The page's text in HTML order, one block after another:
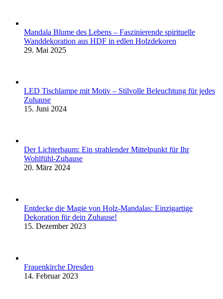
Mandala Blume des Lebens – Faszinierende spirituelle
Wanddekoration aus HDF in edlen Holzdekoren
29. Mai 2025
LED Tischlampe mit Motiv – Stilvolle Beleuchtung für jedes
Zuhause
15. Juni 2024
Der Lichterbaum: Ein strahlender Mittelpunkt für Ihr
Wohlfühl-Zuhause
20. März 2024
Entdecke die Magie von Holz-Mandalas: Einzigartige
Dekoration für dein Zuhause!
15. Dezember 2023
Frauenkirche Dresden
14. Februar 2023